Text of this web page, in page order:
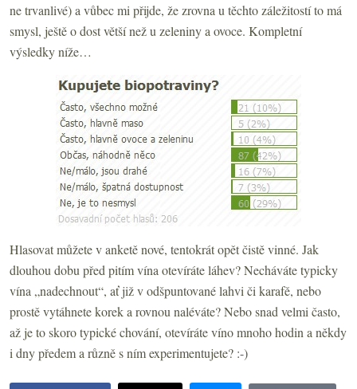
ne trvanlivé) a vůbec mi přijde, že zrovna u těchto záležitostí to má
smysl, ještě o dost větší než u zeleniny a ovoce. Kompletní
výsledky níže…
Hlasovat můžete v anketě nové, tentokrát opět čistě vinné. Jak
dlouhou dobu před pitím vína otevíráte láhev? Necháváte typicky
vína „nadechnout“, ať již v odšpuntované lahvi či karafě, nebo
prostě vytáhnete korek a rovnou naléváte? Nebo snad velmi často,
až je to skoro typické chování, otevíráte víno mnoho hodin a někdy
i dny předem a různě s ním experimentujete? :-)